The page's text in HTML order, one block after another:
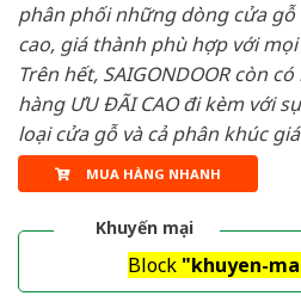
phân phối những dòng cửa
cao, giá thành phù hợp với
Trên hết, SAIGONDOOR còn
hàng ƯU ĐÃI CAO đi kèm với
loại cửa gỗ và cả phân khúc
MUA HÀNG NHANH
Khuyến mại
Block "khuyen-